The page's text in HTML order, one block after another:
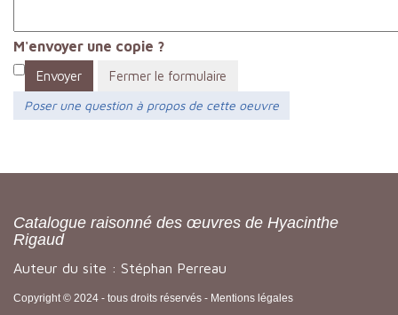
M'envoyer une copie ?
Envoyer
Fermer le formulaire
Poser une question à propos de cette oeuvre
Catalogue raisonné des œuvres de Hyacinthe
Rigaud
Auteur du site : Stéphan Perreau
Copyright © 2024 - tous droits réservés - Mentions légales